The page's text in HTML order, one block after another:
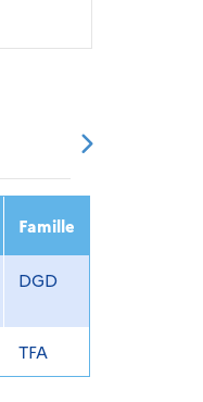
2023
Famille
DGD
TFA